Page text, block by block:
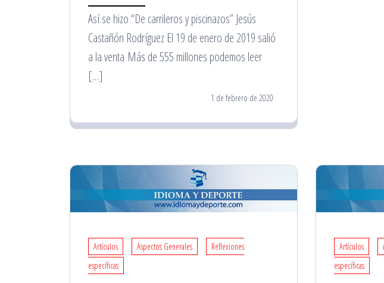
Así se hizo “De carrileros y piscinazos” Jesús
Castañón Rodríguez El 19 de enero de 2019 salió
a la venta Más de 555 millones podemos leer
[…]
1 de febrero de 2020
Artículos Aspectos Generales
Reflexiones
específicas
Artículos
específicas